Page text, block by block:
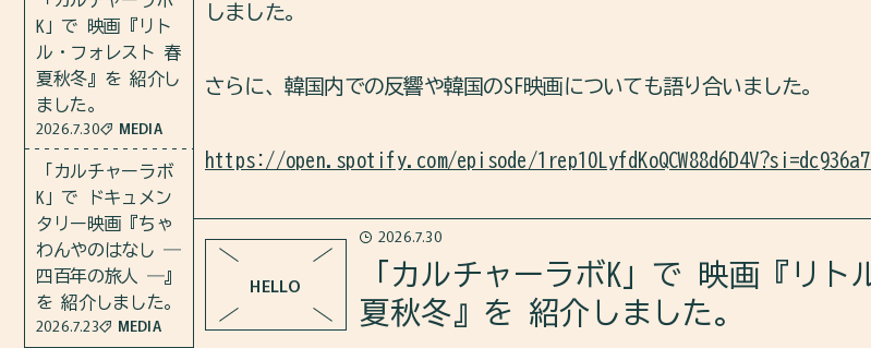
K」で 映画『リト
ル・フォレスト 春
夏秋冬』を 紹介し
ました。
2026.7.30 MEDIA
「カルチャーラボ
K」で ドキュメン
タリー映画『ちゃ
わんやのはなし ―
四百年の旅人 ―』
を 紹介しました。
2026.7.23 MEDIA
しました。
さらに、韓国内での反響や韓国のSF映画についても語り合いました。
https://open.spotify.com/episode/
HELLO
2026.7.30
「カルチャーラボK」で 映画『リ
夏秋冬』を 紹介しました。